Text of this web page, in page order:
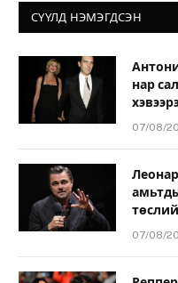
СҮҮЛД НЭМЭГДСЭН
нар
07/08/
07/08/